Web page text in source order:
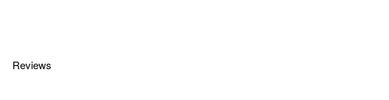
Reviews